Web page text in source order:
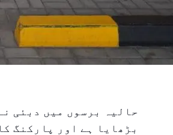
حالیہ برسوں میں دبئی
بڑھایا ہے اور پارکنگ